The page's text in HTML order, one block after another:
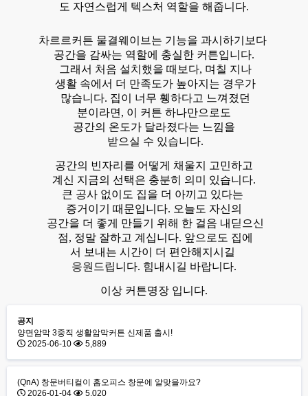
도 자연스럽게 텍스처 역할을 해줍니다.
차르르커튼 물결웨이브는 기능을 과시하기보다
공간을 감싸는 역할에 충실한 커튼입니다.
그래서 처음 설치했을 때보다, 며칠 지나
생활 속에서 더 만족도가 높아지는 경우가
많습니다. 집이 너무 휑하다고 느껴졌던
분이라면, 이 커튼 하나만으로도
공간의 온도가 달라졌다는 느낌을
받으실 수 있습니다.
공간의 빈자리를 어떻게 채울지 고민하고
계신 지금의 선택은 충분히 의미 있습니다.
큰 공사 없이도 집을 더 아끼고 있다는
증거이기 때문입니다. 오늘도 자신의
공간을 더 좋게 만들기 위해 한 걸음 내딛으신
점, 정말 잘하고 계십니다. 앞으로도 집에
서 보내는 시간이 더 편안해지시길
응원드립니다. 힘내시길 바랍니다.
이상 커튼명장 입니다.
공지
양면암막 3중직 생활암막커튼 신제품 출시!
2025-06-10
5,889
(QnA) 창문버티컬이 홈오피스 창문에 알맞을까요?
2026-01-04
5,020